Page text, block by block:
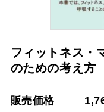
フィットネス
のための考え方
販売価格